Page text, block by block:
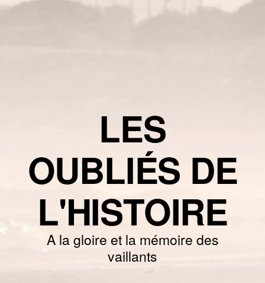
LES
OUBLIÉS DE
L'HISTOIRE
A la gloire et la mémoire des
vaillants